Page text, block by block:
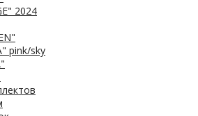
2024
pink/sky